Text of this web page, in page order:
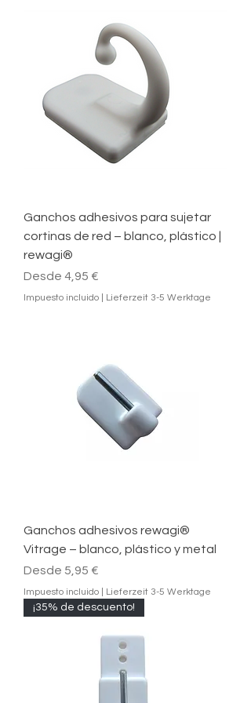
Ganchos adhesivos para sujetar
cortinas de red – blanco, plástico |
rewagi®
Desde 4,95 €
Precio de oferta
Impuesto incluido Lieferzeit 3-5 Werktage
Ganchos adhesivos rewagi®
Vitrage – blanco, plástico y metal
Desde 5,95 €
Precio de oferta
Impuesto incluido Lieferzeit 3-5 Werktage
¡35% de descuento!